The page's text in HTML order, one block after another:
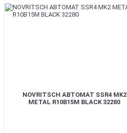
NOVRITSCH АВТОМАТ SSR4 MK2
METAL R10B15M BLACK 32280